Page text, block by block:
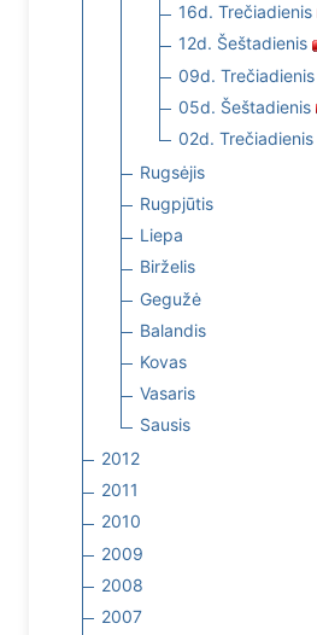
16d. Trečiadienis
12d. Šeštadienis
09d. Trečiadienis
05d. Šeštadienis
02d. Trečiadienis
Rugsėjis
Rugpjūtis
Liepa
Birželis
Gegužė
Balandis
Kovas
Vasaris
Sausis
2012
2011
2010
2009
2008
2007